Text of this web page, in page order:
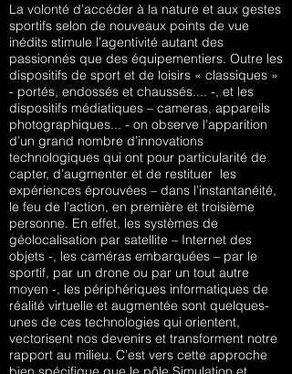
La volonté d’accéder à la nature et aux gestes
sportifs selon de nouveaux points de vue
inédits stimule l’agentivité autant des
passionnés que des équipementiers. Outre les
dispositifs de sport et de loisirs « classiques »
- portés, endossés et chaussés.... -, et les
dispositifs médiatiques – cameras, appareils
photographiques... - on observe l’apparition
d’un grand nombre d’innovations
technologiques qui ont pour particularité de
capter, d’augmenter et de restituer les
expériences éprouvées – dans l’instantanéité,
le feu de l’action, en première et troisième
personne. En effet, les systèmes de
géolocalisation par satellite – Internet des
objets -, les caméras embarquées – par le
sportif, par un drone ou par un tout autre
moyen -, les périphériques informatiques de
réalité virtuelle et augmentée sont quelques-
unes de ces technologies qui orientent,
vectorisent nos devenirs et transforment notre
rapport au milieu. C’est vers cette approche